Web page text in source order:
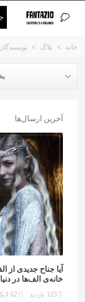
خانه > بلاگ >
آخرین ارسال‌ها
آیا جناح جدیدی از
خانه‌ی الف‌ها در
123 بازدید 62